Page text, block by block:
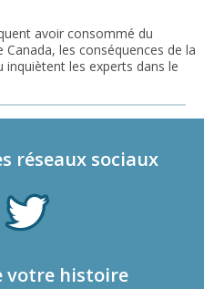
avoir consommé du
les conséquences de la
inquiètent les experts dans le
réseaux sociaux
votre histoire